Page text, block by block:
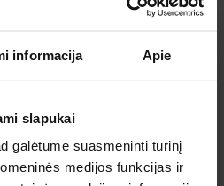
informacija Apie
slapukai
galėtume suasmeninti turinį
medijos funkcijas ir
Barselona
Lap, 15, Sk
Nuo 56 €